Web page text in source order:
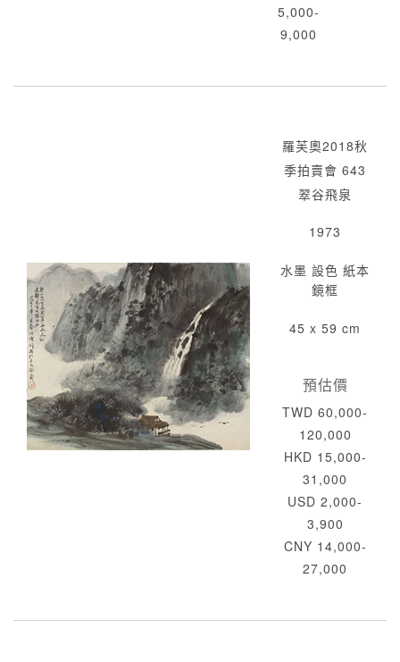
5,000-
9,000
羅芙奧2018秋
季拍賣會 643
翠谷飛泉
1973
水墨 設色 紙本
鏡框
45 x 59 cm
預估價
TWD 60,000-
120,000
HKD 15,000-
31,000
USD 2,000-
3,900
CNY 14,000-
27,000